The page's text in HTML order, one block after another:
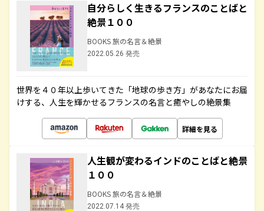
自分らしく生きるフランスのことばと
絶景１００
BOOKS 旅の名言＆絶景
2022.05.26 発売
世界を４０年以上歩いてきた「地球の歩き方」があなたにお届
けする、人生を輝かせるフランスの名言と癒やしの絶景集
詳細を見る
人生観が変わるインドのことばと絶景
１００
BOOKS 旅の名言＆絶景
2022.07.14 発売